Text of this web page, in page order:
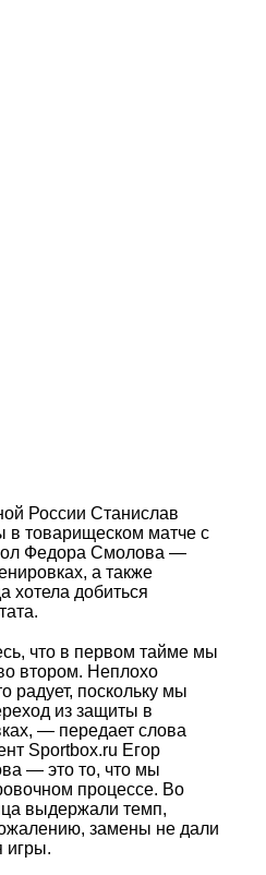
России Станислав
в товарищеском матче с
гол Федора Смолова —
а также
хотела добиться
что в первом тайме мы
втором. Неплохо
радует, поскольку мы
из защиты в
— передает слова
Sportbox.ru Егор
— это то, что мы
процессе. Во
выдержали темп,
замены не дали
игры.